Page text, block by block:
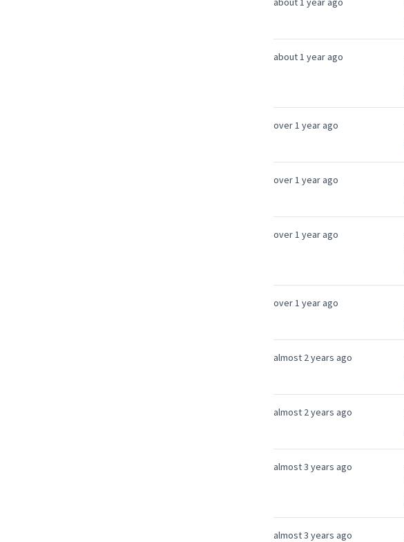
about 1 year ago
over 1 year ago
over 1 year ago
over 1 year ago
over 1 year ago
almost 2 years ago
almost 2 years ago
almost 3 years ago
almost 3 years ago